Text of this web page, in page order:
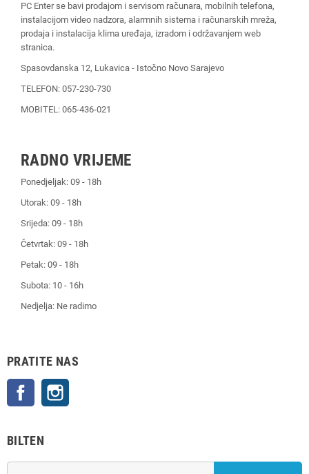
PC Enter se bavi prodajom i servisom računara, mobilnih telefona,
instalacijom video nadzora, alarmnih sistema i računarskih mreža,
prodaja i instalacija klima uređaja, izradom i održavanjem web
stranica.
Spasovdanska 12, Lukavica - Istočno Novo Sarajevo
TELEFON: 057-230-730
MOBITEL: 065-436-021
RADNO VRIJEME
Ponedjeljak: 09 - 18h
Utorak: 09 - 18h
Srijeda: 09 - 18h
Četvrtak: 09 - 18h
Petak: 09 - 18h
Subota: 10 - 16h
Nedjelja: Ne radimo
PRATITE NAS
Facebook
BILTEN